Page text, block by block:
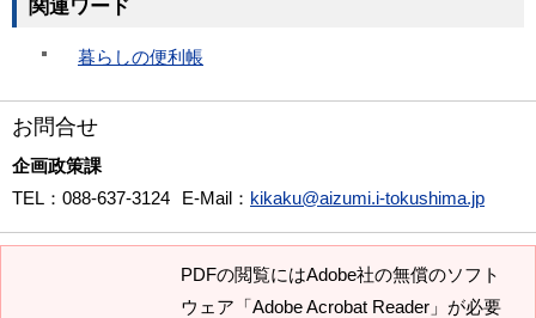
関連ワード
暮らしの便利帳
お問合せ
企画政策課
TEL ：088-637-3124 E-Mail ： kikaku@aizumi.i-tokushima.jp
PDFの閲覧にはAdobe社の無償のソフト
ウェア「Adobe Acrobat Reader」が必要